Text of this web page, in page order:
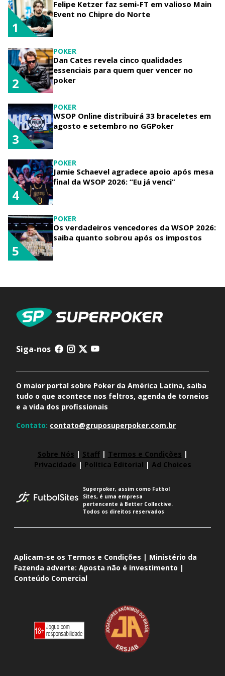
Felipe Ketzer faz semi-FT em valioso Main
Event no Chipre do Norte
1
POKER
Dan Cates revela cinco qualidades
essenciais para quem quer vencer no
poker
2
POKER
WSOP Online distribuirá 33 braceletes em
agosto e setembro no GGPoker
3
POKER
Jamie Schaevel agradece apoio após mesa
final da WSOP 2026: “Eu já venci”
4
POKER
Os verdadeiros vencedores da WSOP 2026:
saiba quanto sobrou após os impostos
5
Siga-nos
O maior portal sobre Poker da América Latina, saiba
tudo o que acontece nos feltros, agenda de torneios
e a vida dos profissionais
Contato: contato@gruposuperpoker.com.br
Sobre Nós | Staff| Termos e Condições |
Privacidade | Política Editorial | Ad Choices
Superpoker, assim como Futbol
Sites, é uma empresa
pertencente à Better Collective.
Todos os direitos reservados
Aplicam-se os Termos e Condições | Ministério da
Fazenda adverte: Aposta não é investimento |
Conteúdo Comercial